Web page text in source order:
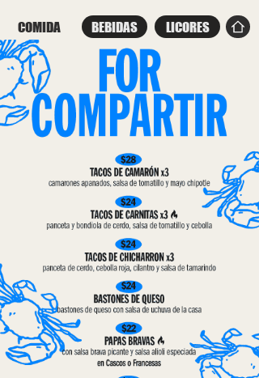
COMIDA BEBIDAS LICORES